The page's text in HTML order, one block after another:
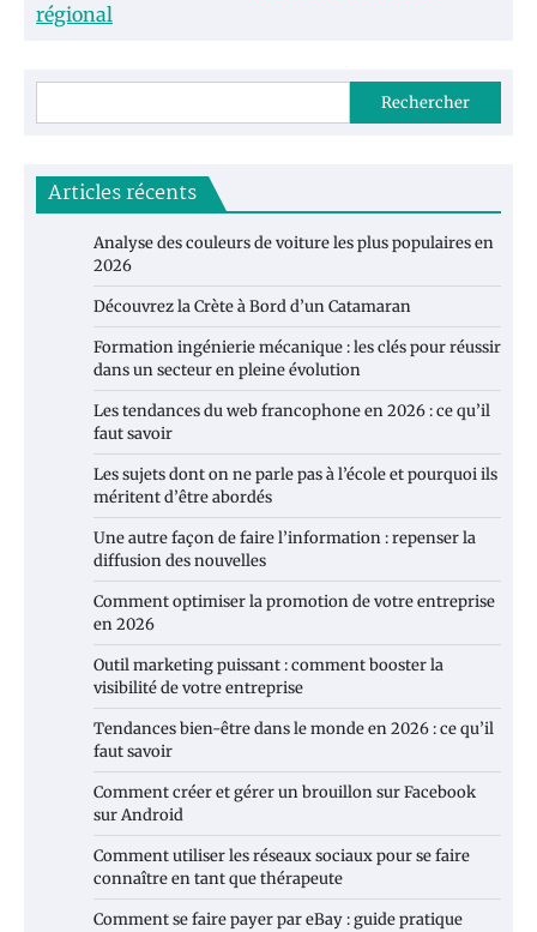
régional
Rechercher
Articles récents
Analyse des couleurs de voiture les plus populaires en
2026
Découvrez la Crète à Bord d’un Catamaran
Formation ingénierie mécanique : les clés pour réussir
dans un secteur en pleine évolution
Les tendances du web francophone en 2026 : ce qu’il
faut savoir
Les sujets dont on ne parle pas à l’école et pourquoi ils
méritent d’être abordés
Une autre façon de faire l’information : repenser la
diffusion des nouvelles
Comment optimiser la promotion de votre entreprise
en 2026
Outil marketing puissant : comment booster la
visibilité de votre entreprise
Tendances bien-être dans le monde en 2026 : ce qu’il
faut savoir
Comment créer et gérer un brouillon sur Facebook
sur Android
Comment utiliser les réseaux sociaux pour se faire
connaître en tant que thérapeute
Comment se faire payer par eBay : guide pratique